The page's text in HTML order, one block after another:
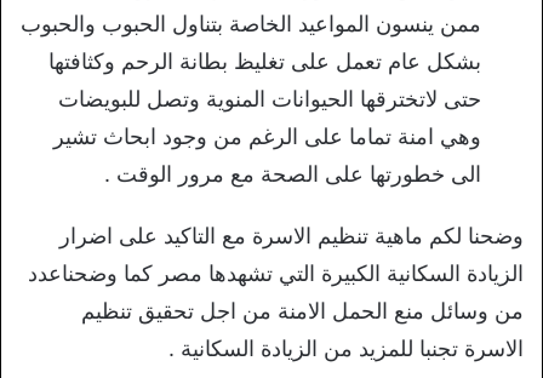
ممن ينسون المواعيد الخاصة بتناول الحبوب والحبوب
بشكل عام تعمل على تغليظ بطانة الرحم وكثافتها
حتى لاتخترقها الحيوانات المنوية وتصل للبويضات
وهي امنة تماما على الرغم من وجود ابحاث تشير
الى خطورتها على الصحة مع مرور الوقت .
وضحنا لكم ماهية تنظيم الاسرة مع التاكيد على اضرار
الزيادة السكانية الكبيرة التي تشهدها مصر كما وضحناعدد
من وسائل منع الحمل الامنة من اجل تحقيق تنظيم
الاسرة تجنبا للمزيد من الزيادة السكانية .